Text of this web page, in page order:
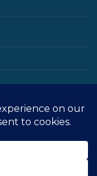
REINIGEN
website gaat u
gegevens
treft u in het